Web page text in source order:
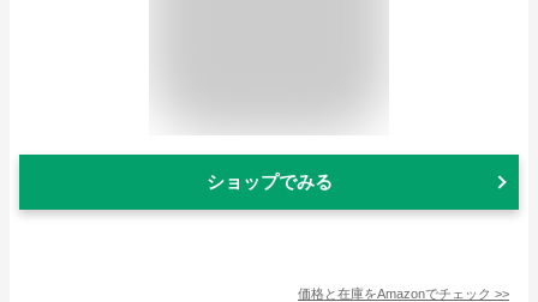
ショップでみる
価格と在庫をAmazonでチェック >>